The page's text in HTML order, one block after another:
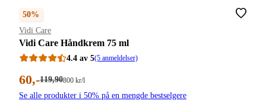
50%
Merke:
Vidi Care
Vidi Care Håndkrem 75 ml
4.4 av 5(5 anmeldelser)
Nåværende
pris:
60,-Førpris:
kroner.
119,90Stykkpris:
kroner.
800 kr/l
Se alle produkter i 50% på en mengde bestselgere